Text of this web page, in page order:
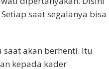
saat segalanya bisa
saat akan berhenti. Itu
kepada kader